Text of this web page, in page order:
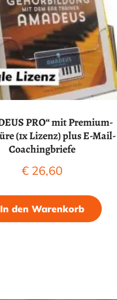
PRO“ mit Premium-
(1x Lizenz) plus E-Mail-
Coachingbriefe
€ 26,60
In den Warenkorb